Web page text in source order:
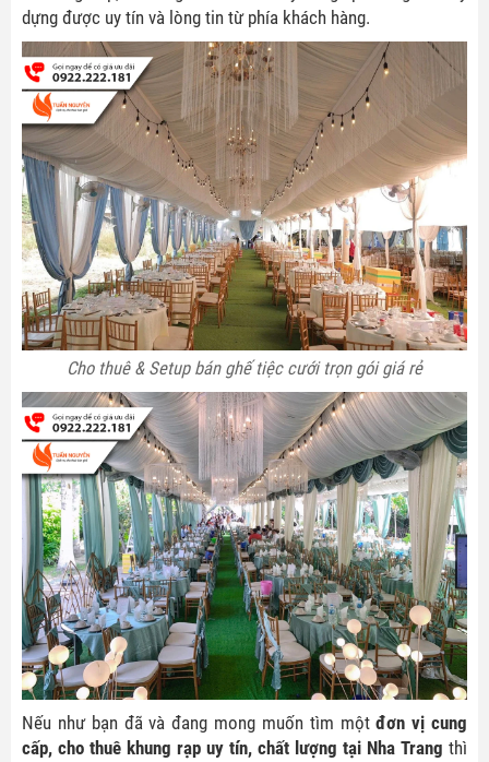
dựng được uy tín và lòng tin từ phía khách hàng.
Cho thuê & Setup bán ghế tiệc cưới trọn gói giá rẻ
Nếu như bạn đã và đang mong muốn tìm mộtđơn vị cung
cấp, cho thuê khung rạp uy tín, chất lượng tại Nha Trang thì
Email
GỬI LIÊN HỆ NGAY